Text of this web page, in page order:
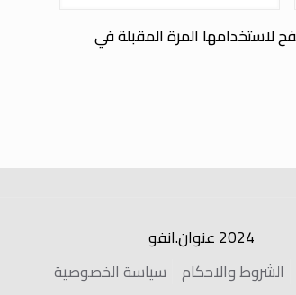
لاستخدامها المرة المقبلة في
2024 عنوان.انفو
الشروط والاحكام سياسة الخصوصية